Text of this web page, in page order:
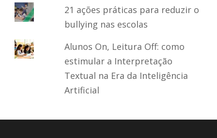
21 ações práticas para reduzir o
bullying nas escolas
Alunos On, Leitura Off: como
estimular a Interpretação
Textual na Era da Inteligência
Artificial